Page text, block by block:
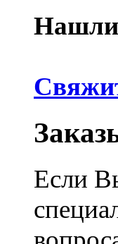
Нашли
Если